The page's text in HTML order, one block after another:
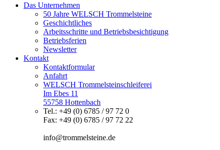
Das Unternehmen
50 Jahre WELSCH Trommelsteine
Geschichtliches
Arbeitsschritte und Betriebsbesichtigung
Betriebsferien
Newsletter
Kontakt
Kontaktformular
Anfahrt
WELSCH Trommelsteinschleiferei
Im Ebes 11
55758 Hottenbach
Tel.: +49 (0) 6785 / 97 72 0
Fax: +49 (0) 6785 / 97 72 22
info@trommelsteine.de